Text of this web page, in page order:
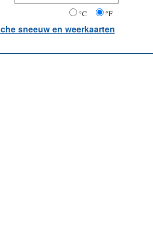
°C °F
sneeuw en weerkaarten